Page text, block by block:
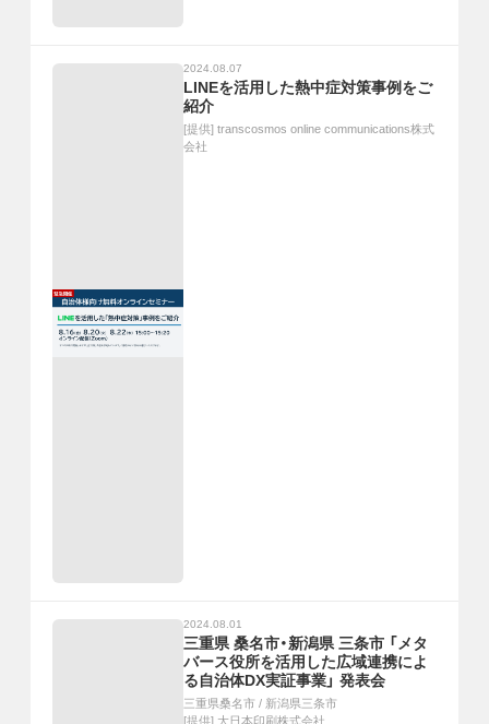
2024.08.07
LINEを活用した熱中症対策事例をご
紹介
[提供] transcosmos online communications株式
会社
2024.08.01
三重県 桑名市・新潟県 三条市 「メタ
バース役所を活用した広域連携によ
る自治体DX実証事業」 発表会
三重県桑名市 / 新潟県三条市
[提供] 大日本印刷株式会社